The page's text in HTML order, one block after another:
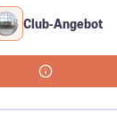
Club-Angebot